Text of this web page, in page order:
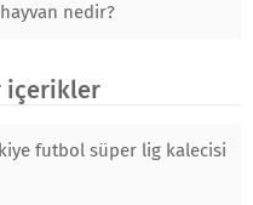
nedir?
içerikler
futbol süper lig kalecisi